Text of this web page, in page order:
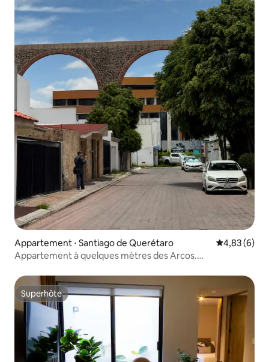
Appartement ⋅ Santiago de Querétaro Évaluation
4,83 (6)
Appartement à quelques mètres des Arcos.
Superhôte
Superhôte